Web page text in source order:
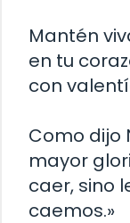
Mantén
en tu
con
Como dijo
mayor
caer, sino
caemos.»